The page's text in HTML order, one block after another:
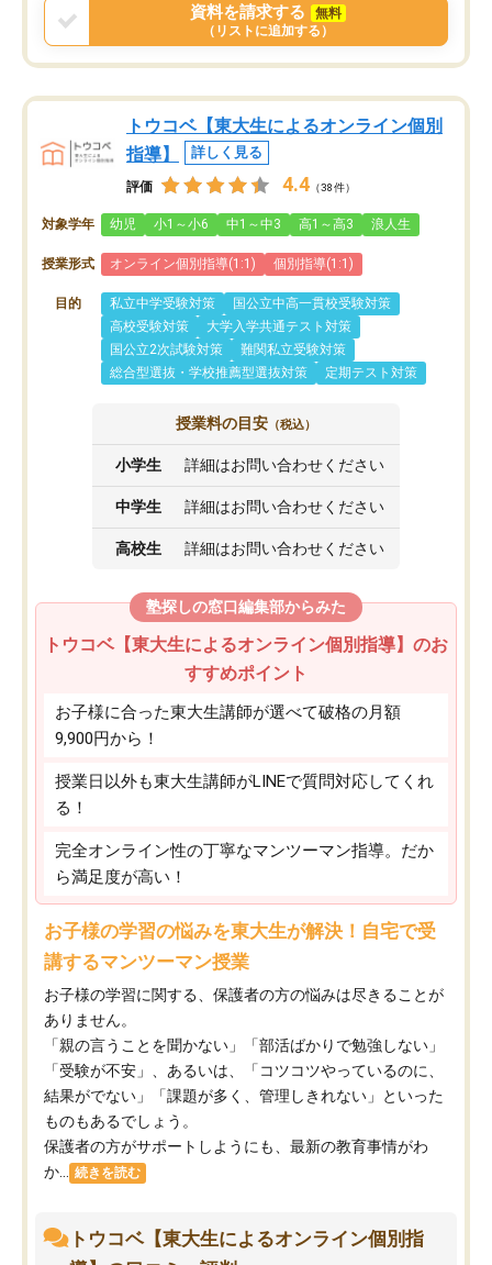
資料を請求する
無料
（リストに追加する）
トウコベ【東大生によるオンライン個別
指導】
詳しく見る
評価 4.4 （38件）
対象学年 幼児 小1～小6 中1～中3 高1～高3 浪人生
授業形式 オンライン個別指導(1:1) 個別指導(1:1)
目的 私立中学受験対策
国公立中高一貫校受験対策
高校受験対策
大学入学共通テスト対策
国公立2次試験対策
難関私立受験対策
総合型選抜・学校推薦型選抜対策
定期テスト対策
授業料の目安 （税込）
小学生 詳細はお問い合わせください
中学生 詳細はお問い合わせください
高校生 詳細はお問い合わせください
塾探しの窓口編集部からみた
トウコベ【東大生によるオンライン個別指導】のお
すすめポイント
お子様に合った東大生講師が選べて破格の月額
9,900円から！
授業日以外も東大生講師がLINEで質問対応してくれ
る！
完全オンライン性の丁寧なマンツーマン指導。だか
ら満足度が高い！
お子様の学習の悩みを東大生が解決！自宅で受
講するマンツーマン授業
お子様の学習に関する、保護者の方の悩みは尽きることが
ありません。
「親の言うことを聞かない」「部活ばかりで勉強しない」
「受験が不安」、あるいは、「コツコツやっているのに、
結果がでない」「課題が多く、管理しきれない」といった
ものもあるでしょう。
保護者の方がサポートしようにも、最新の教育事情がわ
か...
続きを読む
トウコベ【東大生によるオンライン個別指